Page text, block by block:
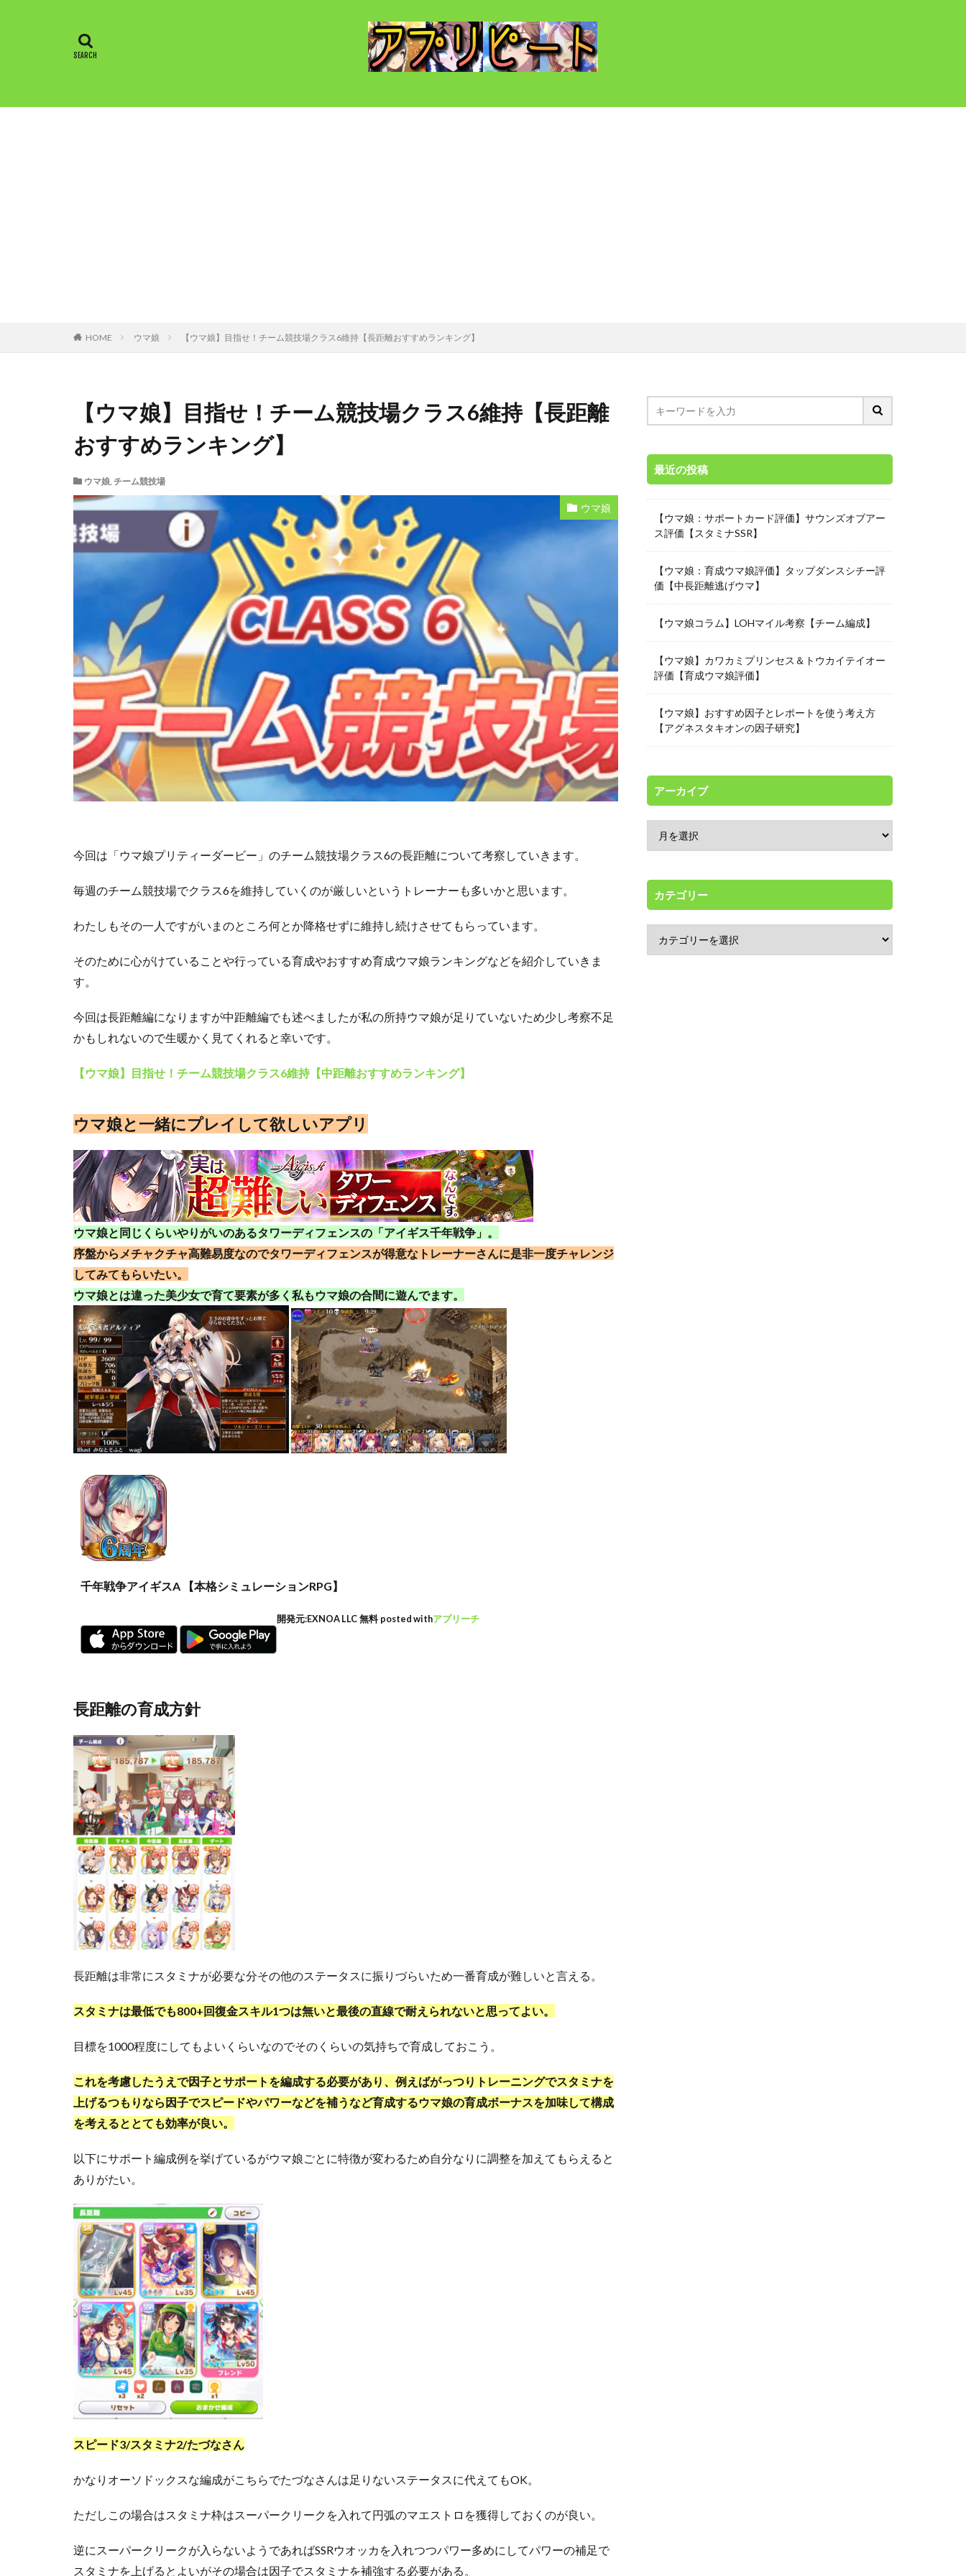
HOME ウマ娘 【ウマ娘】目指せ！チーム競技場クラス6維持【長距離おすすめランキング】
【ウマ娘】目指せ！チーム競技場クラス6維持【長距離
おすすめランキング】
ウマ娘, チーム競技場
ウマ娘
今回は「ウマ娘プリティーダービー」のチーム競技場クラス6の長距離について考察していきます。
毎週のチーム競技場でクラス6を維持していくのが厳しいというトレーナーも多いかと思います。
わたしもその一人ですがいまのところ何とか降格せずに維持し続けさせてもらっています。
そのために心がけていることや行っている育成やおすすめ育成ウマ娘ランキングなどを紹介していきま
す。
今回は長距離編になりますが中距離編でも述べましたが私の所持ウマ娘が足りていないため少し考察不足
かもしれないので生暖かく見てくれると幸いです。
【ウマ娘】目指せ！チーム競技場クラス6維持【中距離おすすめランキング】
ウマ娘と一緒にプレイして欲しいアプリ
ウマ娘と同じくらいやりがいのあるタワーディフェンスの「アイギス千年戦争」。
序盤からメチャクチャ高難易度なのでタワーディフェンスが得意なトレーナーさんに是非一度チャレンジ
してみてもらいたい。
ウマ娘とは違った美少女で育て要素が多く私もウマ娘の合間に遊んでます。
千年戦争アイギスA 【本格シミュレーションRPG】
開発元:EXNOA LLC 無料 posted withアプリーチ
長距離の育成方針
長距離は非常にスタミナが必要な分その他のステータスに振りづらいため一番育成が難しいと言える。
スタミナは最低でも800+回復金スキル1つは無いと最後の直線で耐えられないと思ってよい。
目標を1000程度にしてもよいくらいなのでそのくらいの気持ちで育成しておこう。
これを考慮したうえで因子とサポートを編成する必要があり、例えばがっつりトレーニングでスタミナを
上げるつもりなら因子でスピードやパワーなどを補うなど育成するウマ娘の育成ボーナスを加味して構成
を考えるととても効率が良い。
以下にサポート編成例を挙げているがウマ娘ごとに特徴が変わるため自分なりに調整を加えてもらえると
ありがたい。
スピード3/スタミナ2/たづなさん
かなりオーソドックスな編成がこちらでたづなさんは足りないステータスに代えてもOK。
ただしこの場合はスタミナ枠はスーパークリークを入れて円弧のマエストロを獲得しておくのが良い。
逆にスーパークリークが入らないようであればSSRウオッカを入れつつパワー多めにしてパワーの補足で
スタミナを上げるとよいがその場合は因子でスタミナを補強する必要がある。
最近の投稿
【ウマ娘：サポートカード評価】サウンズオブアー
ス評価【スタミナSSR】
【ウマ娘：育成ウマ娘評価】タップダンスシチー評
価【中長距離逃げウマ】
【ウマ娘コラム】LOHマイル考察【チーム編成】
【ウマ娘】カワカミプリンセス＆トウカイテイオー
評価【育成ウマ娘評価】
【ウマ娘】おすすめ因子とレポートを使う考え方
【アグネスタキオンの因子研究】
アーカイブ
カテゴリー